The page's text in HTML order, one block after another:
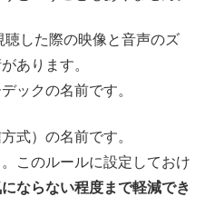
聴した際の映像と音声のズ
あります。
ックの名前です。
式）の名前です。
このルールに設定しておけ
ならない程度まで軽減でき